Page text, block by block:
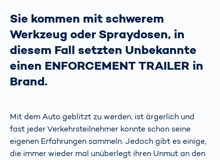
Sie kommen mit schwerem
Werkzeug oder Spraydosen, in
diesem Fall setzten Unbekannte
einen ENFORCEMENT TRAILER in
Brand.
Mit dem Auto geblitzt zu werden, ist ärgerlich und
fast jeder Verkehrsteilnehmer konnte schon seine
eigenen Erfahrungen sammeln. Jedoch gibt es einige,
die immer wieder mal unüberlegt ihren Unmut an den